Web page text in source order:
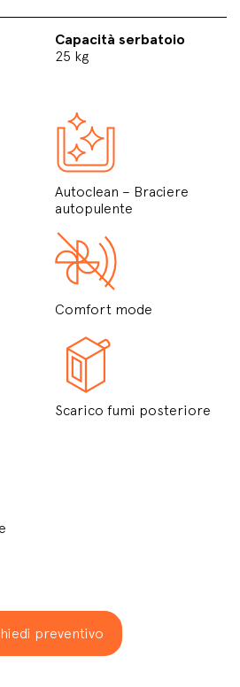
Capacità serbatoio
25 kg
Autoclean – Braciere
autopulente
Comfort mode
Scarico fumi posteriore
preventivo